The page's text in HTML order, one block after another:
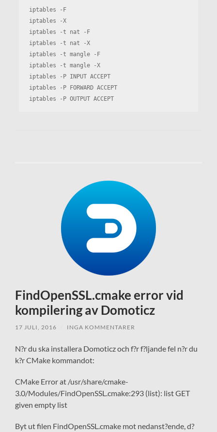
iptables -F
iptables -X
iptables -t nat -F
iptables -t nat -X
iptables -t mangle -F
iptables -t mangle -X
iptables -P INPUT ACCEPT
iptables -P FORWARD ACCEPT
iptables -P OUTPUT ACCEPT
FindOpenSSL.cmake error vid
kompilering av Domoticz
17 JULI, 2016 INGA KOMMENTARER
N?r du ska installera Domoticz och f?r f?ljande fel n?r du
k?r CMake kommandot:
CMake Error at /usr/share/cmake-
3.0/Modules/FindOpenSSL.cmake:293 (list): list GET
given empty list
Byt ut filen FindOpenSSL.cmake mot nedanst?ende, d?